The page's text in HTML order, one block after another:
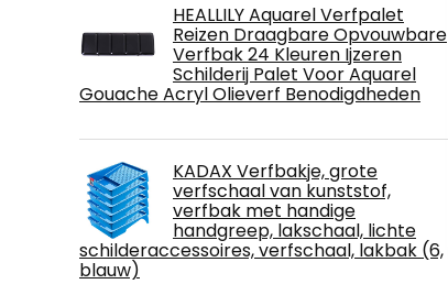
HEALLILY Aquarel Verfpalet
Reizen Draagbare Opvouwbare
Verfbak 24 Kleuren Ijzeren
Schilderij Palet Voor Aquarel
Gouache Acryl Olieverf Benodigdheden
KADAX Verfbakje, grote
verfschaal van kunststof,
verfbak met handige
handgreep, lakschaal, lichte
schilderaccessoires, verfschaal, lakbak (6,
blauw)